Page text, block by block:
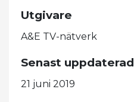
Utgivare
A&E TV-nätverk
Senast uppdaterad
21 juni 2019